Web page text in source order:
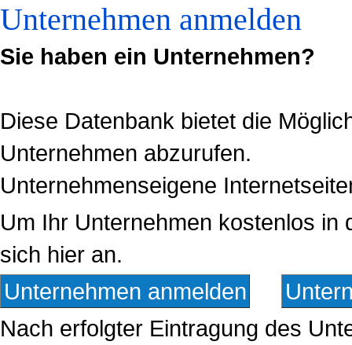
Unternehmen anmelden
Sie haben ein Unternehmen?
Diese Datenbank bietet die
Unternehmen abzurufen.
Unternehmenseigene
Um Ihr Unternehmen kostenlos in
sich hier an.
Unternehmen anmelden
Nach erfolgter Eintragung des